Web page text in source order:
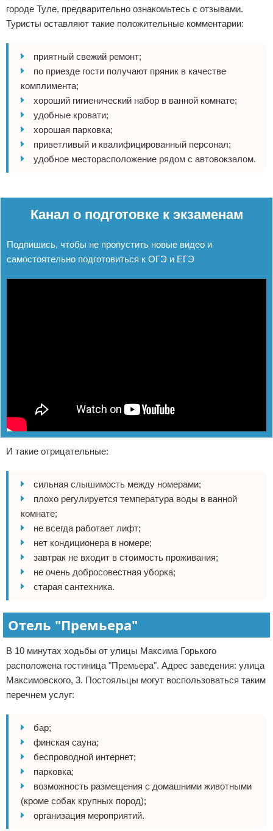
городе Туле, предварительно ознакомьтесь с отзывами.
Туристы оставляют такие положительные комментарии:
приятный свежий ремонт;
по приезде гости получают пряник в качестве
комплимента;
хороший гигиенический набор в ванной комнате;
удобные кровати;
хорошая парковка;
приветливый и квалифицированный персонал;
удобное месторасположение рядом с автовокзалом.
Канал о подготовке к экзаменам
Подпишись, чтобы не пропустить новые видео и
самостоятельно подготовиться к ОГЭ и ЕГЭ
И такие отрицательные:
сильная слышимость между номерами;
плохо регулируется температура воды в ванной
комнате;
не всегда работает лифт;
нет кондиционера в номере;
завтрак не входит в стоимость проживания;
не очень добросовестная уборка;
старая сантехника.
Отель "Премьера"
В 10 минутах ходьбы от улицы Максима Горького
расположена гостиница "Премьера". Адрес заведения: улица
Максимовского, 3. Постояльцы могут воспользоваться таким
перечнем услуг:
бар;
финская сауна;
беспроводной интернет;
парковка;
возможность размещения с домашними животными
(кроме собак крупных пород);
организация мероприятий.